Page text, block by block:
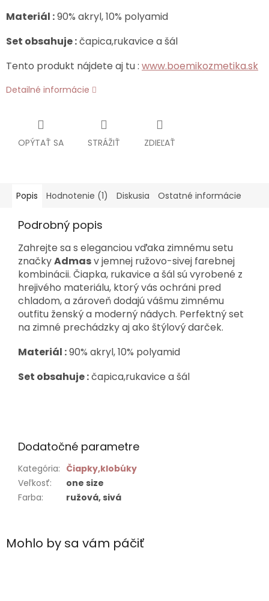
Materiál :90% akryl, 10% polyamid
Set obsahuje :čapica,rukavice a šál
Tento produkt nájdete aj tu : www.boemikozmetika.sk
Detailné informácie
OPÝTAŤ SA STRÁŽIŤ ZDIEĽAŤ
Mohlo by sa vám páčiť
Popis Hodnotenie (1) Diskusia Ostatné informácie
Podrobný popis
Zahrejte sa s eleganciou vďaka zimnému setu
značkyAdmasv jemnej ružovo-sivej farebnej
kombinácii. Čiapka, rukavice a šál sú vyrobené z
hrejivého materiálu, ktorý vás ochráni pred
chladom, a zároveň dodajú vášmu zimnému
outfitu ženský a moderný nádych. Perfektný set
na zimné prechádzky aj ako štýlový darček.
Materiál :90% akryl, 10% polyamid
Set obsahuje :čapica,rukavice a šál
Dodatočné parametre
Kategória: Čiapky,klobúky
Veľkosť:
one size
Farba: ružová, sivá